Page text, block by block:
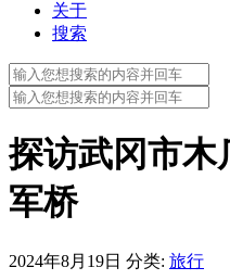
关于
搜索
Search
for:
Search
for:
探访武冈市木
军桥
2024年8月19日 分类: 旅行